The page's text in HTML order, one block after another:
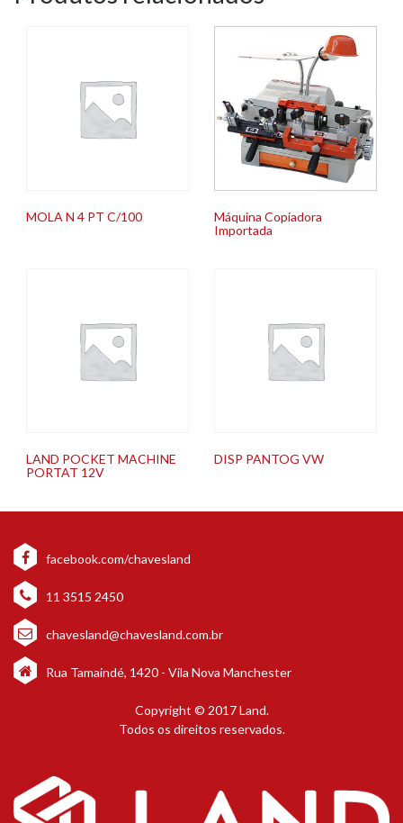
MOLA N 4 PT C/100
Máquina Copiadora
Importada
LAND POCKET MACHINE
PORTAT 12V
DISP PANTOG VW
facebook.com/chavesland
11 3515 2450
chavesland@chavesland.com.br
Rua Tamaindé, 1420 - Vila Nova Manchester
Copyright © 2017 Land.
Todos os direitos reservados.